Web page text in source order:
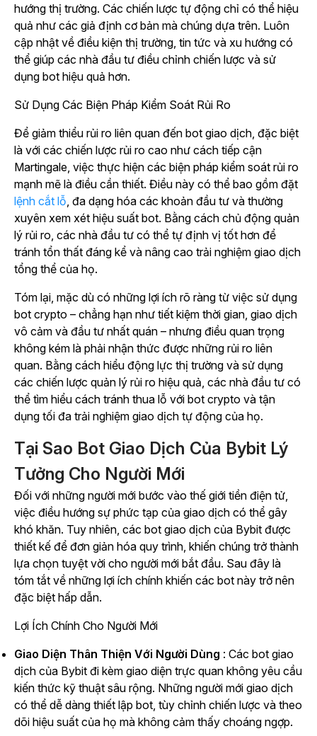
hướng thị trường. Các chiến lược tự động chỉ có thể hiệu
quả như các giả định cơ bản mà chúng dựa trên. Luôn
cập nhật về điều kiện thị trường, tin tức và xu hướng có
thể giúp các nhà đầu tư điều chỉnh chiến lược và sử
dụng bot hiệu quả hơn.
Sử Dụng Các Biện Pháp Kiểm Soát Rủi Ro
Để giảm thiểu rủi ro liên quan đến bot giao dịch, đặc biệt
là với các chiến lược rủi ro cao như cách tiếp cận
Martingale, việc thực hiện các biện pháp kiểm soát rủi ro
mạnh mẽ là điều cần thiết. Điều này có thể bao gồm đặt
lệnh cắt lỗ, đa dạng hóa các khoản đầu tư và thường
xuyên xem xét hiệu suất bot. Bằng cách chủ động quản
lý rủi ro, các nhà đầu tư có thể tự định vị tốt hơn để
tránh tổn thất đáng kể và nâng cao trải nghiệm giao dịch
tổng thể của họ.
Tóm lại, mặc dù có những lợi ích rõ ràng từ việc sử dụng
bot crypto – chẳng hạn như tiết kiệm thời gian, giao dịch
vô cảm và đầu tư nhất quán – nhưng điều quan trọng
không kém là phải nhận thức được những rủi ro liên
quan. Bằng cách hiểu động lực thị trường và sử dụng
các chiến lược quản lý rủi ro hiệu quả, các nhà đầu tư có
thể tìm hiểu cách tránh thua lỗ với bot crypto và tận
dụng tối đa trải nghiệm giao dịch tự động của họ.
Tại Sao Bot Giao Dịch Của Bybit Lý
Tưởng Cho Người Mới
Đối với những người mới bước vào thế giới tiền điện tử,
việc điều hướng sự phức tạp của giao dịch có thể gây
khó khăn. Tuy nhiên, các bot giao dịch của Bybit được
thiết kế để đơn giản hóa quy trình, khiến chúng trở thành
lựa chọn tuyệt vời cho người mới bắt đầu. Sau đây là
tóm tắt về những lợi ích chính khiến các bot này trở nên
đặc biệt hấp dẫn.
Lợi Ích Chính Cho Người Mới
Giao Diện Thân Thiện Với Người Dùng : Các bot giao
dịch của Bybit đi kèm giao diện trực quan không yêu cầu
kiến thức kỹ thuật sâu rộng. Những người mới giao dịch
có thể dễ dàng thiết lập bot, tùy chỉnh chiến lược và theo
dõi hiệu suất của họ mà không cảm thấy choáng ngợp.